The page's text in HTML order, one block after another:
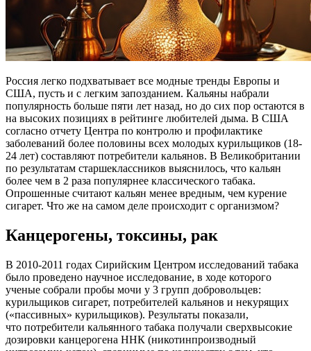
Россия легко подхватывает все модные тренды Европы и
США, пусть и с легким запозданием. Кальяны набрали
популярность больше пяти лет назад, но до сих пор остаются в
на высоких позициях в рейтинге любителей дыма. В США
согласно отчету Центра по контролю и профилактике
заболеваний более половины всех молодых курильщиков (18-
24 лет) составляют потребители кальянов. В Великобритании
по результатам старшеклассников выяснилось, что кальян
более чем в 2 раза популярнее классического табака.
Опрошенные считают кальян менее вредным, чем курение
сигарет. Что же на самом деле происходит с организмом?
Канцерогены, токсины, рак
В 2010-2011 годах Сирийским Центром исследований табака
было проведено научное исследование, в ходе которого
ученые собрали пробы мочи у 3 групп добровольцев:
курильщиков сигарет, потребителей кальянов и некурящих
(«пассивных» курильщиков). Результаты показали,
что потребители кальянного табака получали сверхвысокие
дозировки канцерогена ННК (никотинпроизводный